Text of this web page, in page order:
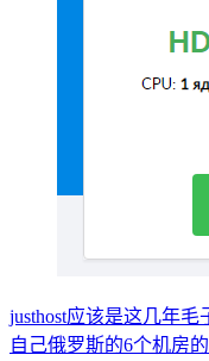
justhost应该是这几年
自己俄罗斯的6个机房